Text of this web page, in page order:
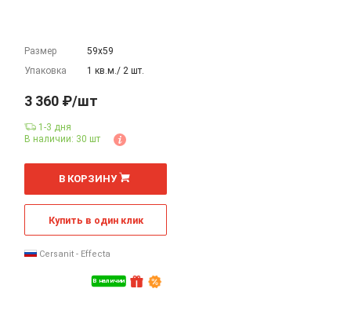
Размер
59х59
Упаковка
1 кв.м./ 2 шт.
В наличии
3 360 ₽/шт
1-3 дня
В наличии: 30 шт
шт
В КОРЗИНУ
Купить в один клик
Cersanit - Effecta